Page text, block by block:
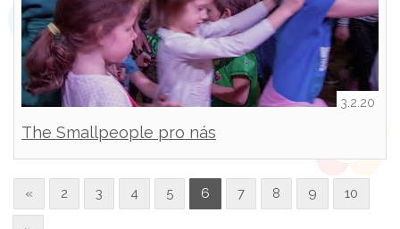
3.2.20
The Smallpeople pro nás
« 2 3 4 5 6 7 8 9 10